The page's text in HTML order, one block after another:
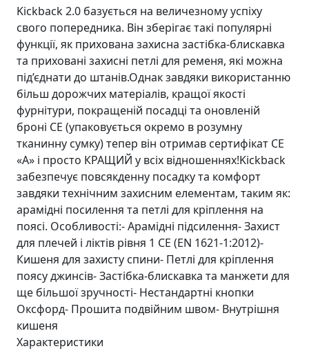
Kickback 2.0 базується на величезному успіху
свого попередника. Він зберігає такі популярні
функції, як прихована захисна застібка-блискавка
та приховані захисні петлі для ременя, які можна
під’єднати до штанів.Однак завдяки використанню
більш дорожчих матеріалів, кращої якості
фурнітури, покращеній посадці та оновленій
броні CE (упаковується окремо в розумну
тканинну сумку) тепер він отримав сертифікат CE
«A» і просто КРАЩИЙ у всіх відношеннях!Kickback
забезпечує повсякденну посадку та комфорт
завдяки технічним захисним елементам, таким як:
арамідні посилення та петлі для кріплення на
поясі. Особливості:- Арамідні підсилення- Захист
для плечей і ліктів рівня 1 CE (EN 1621-1:2012)-
Кишеня для захисту спини- Петлі для кріплення
поясу джинсів- Застібка-блискавка та манжети для
ще більшої зручності- Нестандартні кнопки
Оксфорд- Прошита подвійним швом- Внутрішня
кишеня
Характеристики